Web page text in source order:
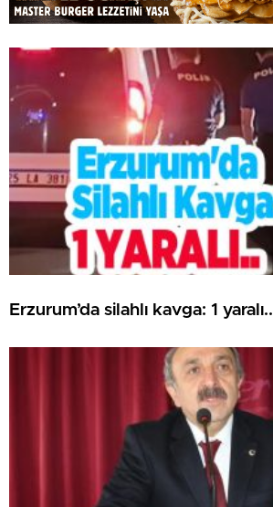
Erzurum’da silahlı kavga: 1 yaralı..